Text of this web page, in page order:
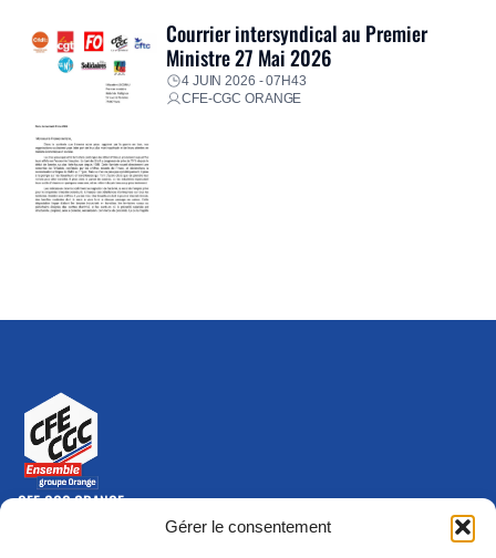
Gérer le consentement
Courrier intersyndical au Premier
Ministre 27 Mai 2026
4 JUIN 2026 - 07H43
CFE-CGC ORANGE
CFE-CGC ORANGE
10-12 rue Saint Amand, 75015 Paris Cedex 15